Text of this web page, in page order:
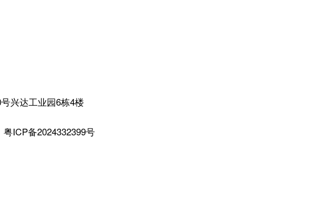
兴达工业园6栋4楼
粤ICP备2024332399号